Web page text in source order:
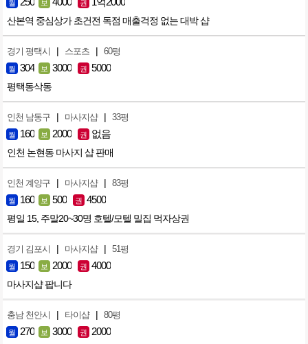
월 보 권
산본역 중심상가 초건전 독점 매출걱정 없는 대박 샵
경기 평택시 | 스포츠 | 60평
월 304 보 3000 권 5000
평택동삭동
인천 남동구 | 마사지샵 | 33평
월 160 보 2000 권 없음
인천 논현동 마사지 샵 판매
인천 계양구 | 마사지샵 | 83평
월 160 보 500 권 4500
평일 15, 주말20~30명 호텔/모텔 밀집 먹자상권
경기 김포시 | 마사지샵 | 51평
월 150 보 2000 권 4000
마사지샵 팝니다
충남 천안시 | 타이샵 | 80평
월 270 보 3000 권 2000